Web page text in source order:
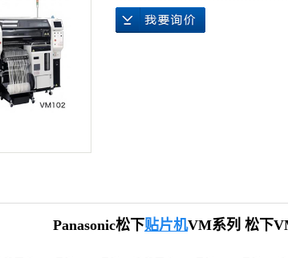
Panasonic松下贴片机VM系列 松下